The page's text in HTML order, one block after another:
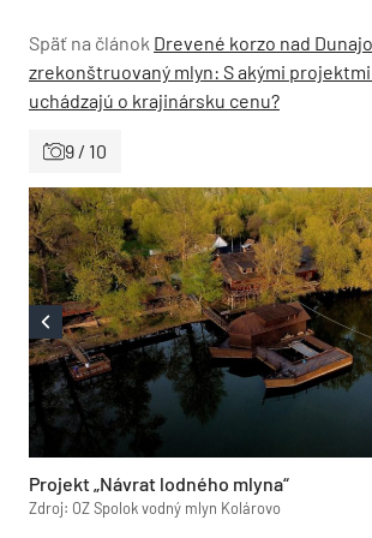
Späť na článok Drevené korzo nad
zrekonštruovaný mlyn: S akými
uchádzajú o krajinársku cenu?
9 / 10
Projekt „Návrat lodného mlyna“
Zdroj: OZ Spolok vodný mlyn Kolárovo